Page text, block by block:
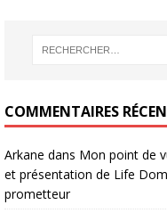
COMMENTAIRES
Arkane dans Mon point de
et présentation de Life
prometteur